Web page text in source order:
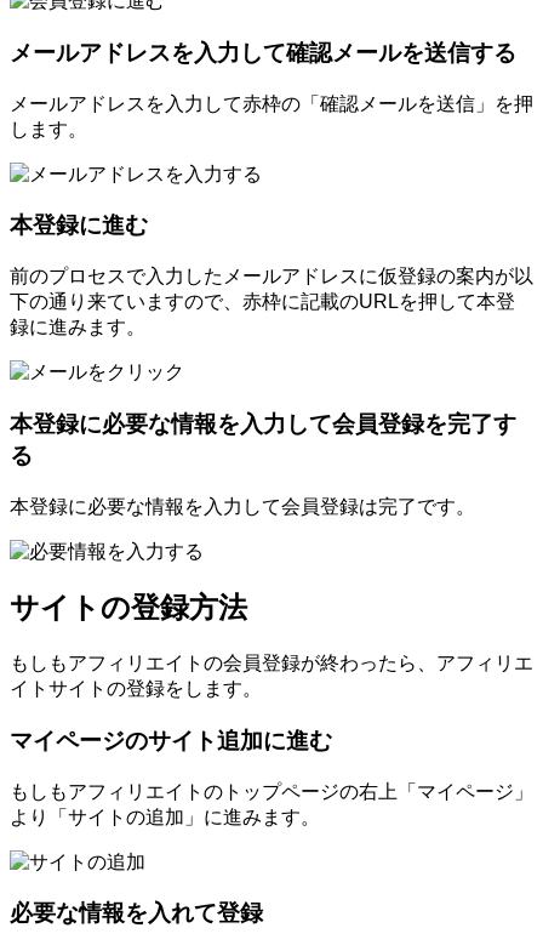
メールアドレスを入力して確認メールを送信する
メールアドレスを入力して赤枠の「確認メールを送信」を押
します。
本登録に進む
前のプロセスで入力したメールアドレスに仮登録の案内が以
下の通り来ていますので、赤枠に記載のURLを押して本登
録に進みます。
本登録に必要な情報を入力して会員登録を完了す
る
本登録に必要な情報を入力して会員登録は完了です。
サイトの登録方法
もしもアフィリエイトの会員登録が終わったら、アフィリエ
イトサイトの登録をします。
マイページのサイト追加に進む
もしもアフィリエイトのトップページの右上「マイページ」
より「サイトの追加」に進みます。
必要な情報を入れて登録